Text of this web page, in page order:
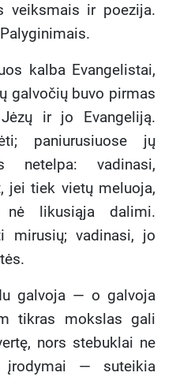
veiksmais ir poezija.
kalba Evangelistai,
galvočių buvo pirmas
ir jo Evangeliją.
paniurusiuose jų
netelpa: vadinasi,
jei tiek vietų meluoja,
likusiąja dalimi.
mirusių; vadinasi, jo
galvoja — o galvoja
tikras mokslas gali
nors stebuklai ne
įrodymai — suteikia